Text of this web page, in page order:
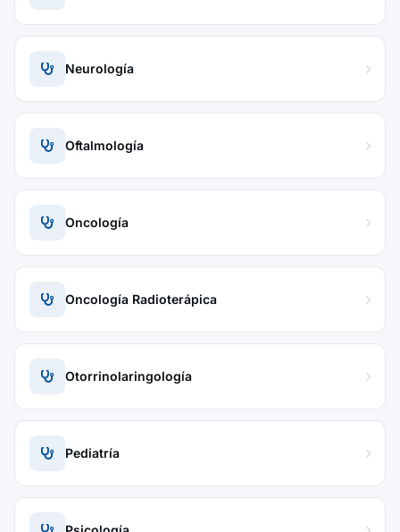
Neurología
Oftalmología
Oncología
Oncología Radioterápica
Otorrinolaringología
Pediatría